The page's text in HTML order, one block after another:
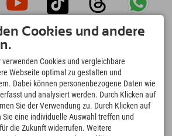
Mein
uvm. Jetzt
Cookies und andere
Cookies und vergleichbare
Webseite optimal zu gestalten und
Dabei können personenbezogene Daten wie
und analysiert werden. Durch Klicken auf
Sie der Verwendung zu. Durch Klicken auf
Sie eine individuelle Auswahl treffen und
die Zukunft widerrufen. Weitere